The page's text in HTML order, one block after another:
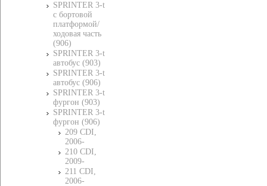
SPRINTER 3-t
c бортовой
платформой/
ходовая часть
(906)
SPRINTER 3-t
автобус (903)
SPRINTER 3-t
автобус (906)
SPRINTER 3-t
фургон (903)
SPRINTER 3-t
фургон (906)
209 CDI,
2006-
210 CDI,
2009-
211 CDI,
2006-